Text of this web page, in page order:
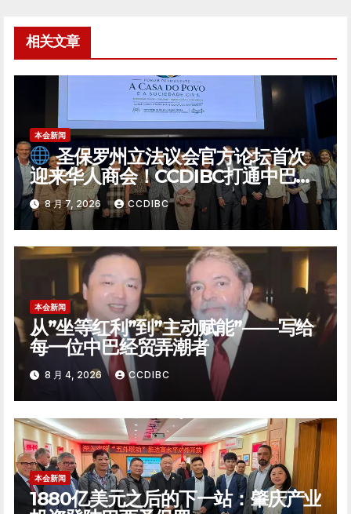
航
相关文章
本会新闻
圣保罗州立法议会官方论坛首次
迎来华人商会！CCDIBC打通中巴政
企对话「高速通道」
8 月 7, 2026 CCDIBC
本会新闻
从”坐等红利”到”主动赋能”——写给
每一位中巴经贸弄潮者
8 月 4, 2026 CCDIBC
本会新闻
1880亿美元之后的下一站：肇庆产业